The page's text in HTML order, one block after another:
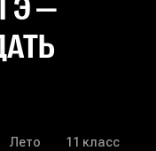
—
Лето 11 класс